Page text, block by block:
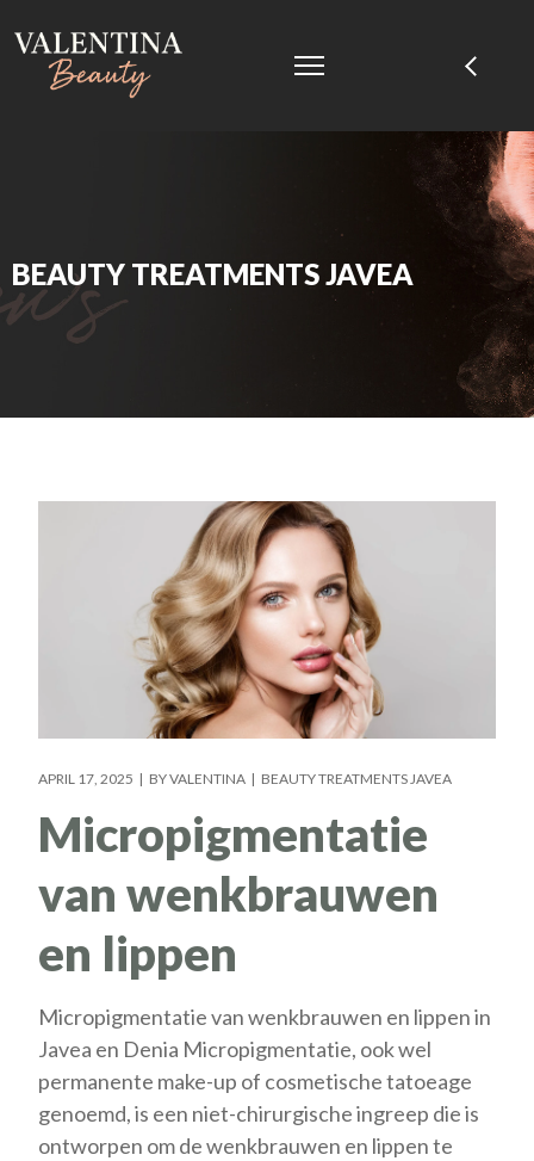
BEAUTY TREATMENTS JAVEA
APRIL 17, 2025 BYVALENTINA BEAUTY TREATMENTS JAVEA
Micropigmentatie
van wenkbrauwen
en lippen
Micropigmentatie van wenkbrauwen en lippen in
Javea en Denia Micropigmentatie, ook wel
permanente make-up of cosmetische tatoeage
genoemd, is een niet-chirurgische ingreep die is
ontworpen om de wenkbrauwen en lippen te